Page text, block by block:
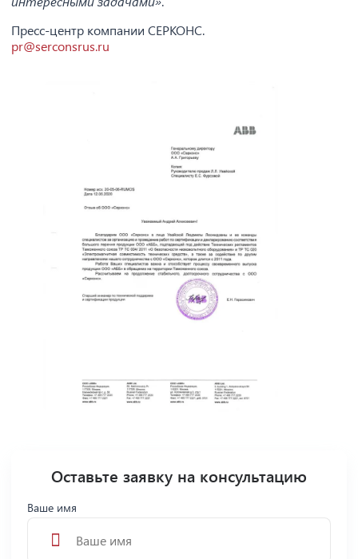
Пресс-центр компании СЕРКОНС.
pr@serconsrus.ru
Оставьте заявку на консультацию
Ваше имя